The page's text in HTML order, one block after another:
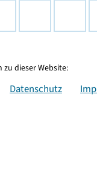
dieser Website:
Datenschutz